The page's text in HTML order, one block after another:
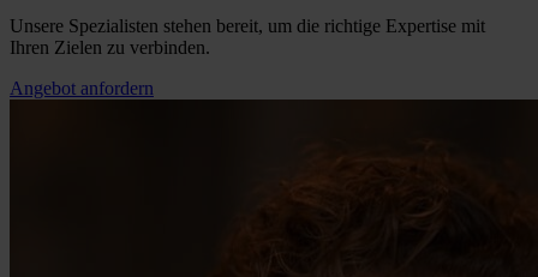
Unsere Spezialisten stehen bereit, um die richtige Expertise mit
Ihren Zielen zu verbinden.
Angebot anfordern